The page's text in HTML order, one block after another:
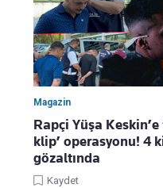
Magazin
Rapçi Yüşa
klip’ operasyonu! 4
gözaltında
Kaydet